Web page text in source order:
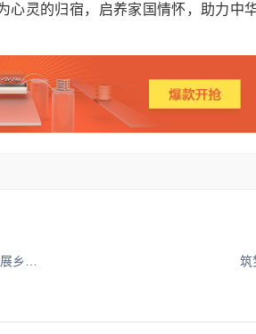
心灵的归宿，启养家国情怀，助力中
筑